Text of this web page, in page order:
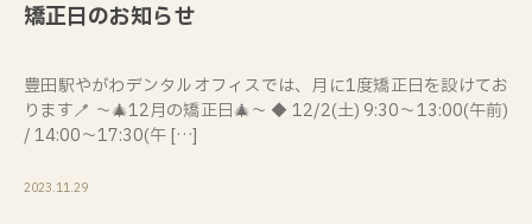
矯正日のお知らせ
豊田駅やがわデンタルオフィスでは、月に1度矯正日を設けてお
ります🪥 ～🎄12月の矯正日🎄～ ◆ 12/2(土) 9:30～13:00(午前)
/ 14:00～17:30(午 […]
2023.11.29